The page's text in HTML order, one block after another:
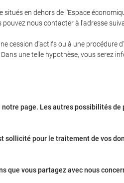
en dehors de l'Espace
nous contacter à l'adresse
cession d'actifs ou à une
une telle hypothèse, vous serez
page. Les autres possibilités
sollicité pour le traitement de vos
vous partagez avec nous